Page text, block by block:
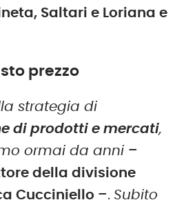
Saltari e Loriana e
prezzo
strategia di
di prodotti e mercati,
ormai da anni –
della divisione
Cucciniello –. Subito